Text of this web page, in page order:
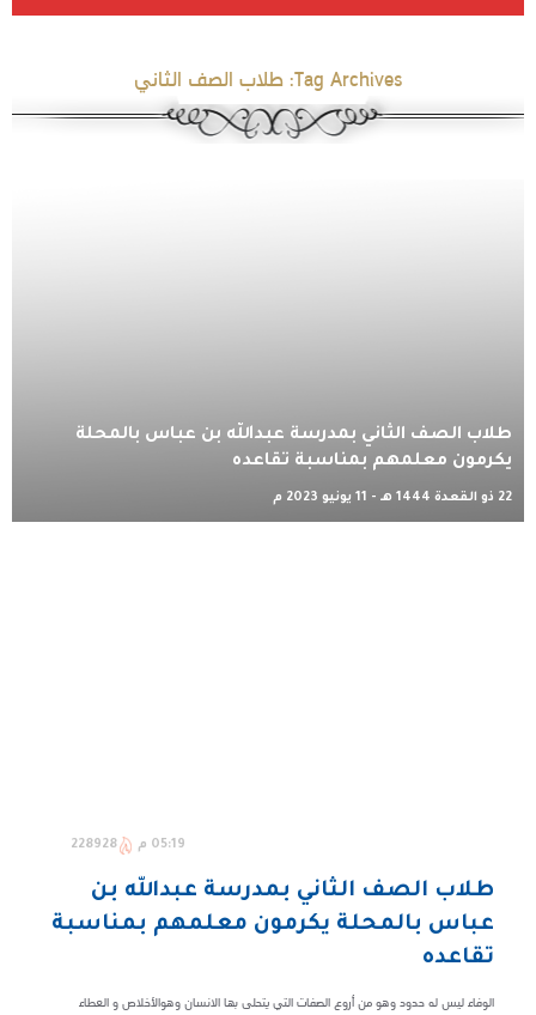
Tag Archives: طلاب الصف الثاني
طلاب الصف الثاني بمدرسة عبدالله بن عباس بالمحلة
يكرمون معلمهم بمناسبة تقاعده
22 ذو القعدة 1444 هـ - 11 يونيو 2023 م
05:19 م 228928
طلاب الصف الثاني بمدرسة عبدالله بن
عباس بالمحلة يكرمون معلمهم بمناسبة
تقاعده
الوفاء ليس له حدود وهو من أروع الصفات التي يتحلى بها الانسان وهوالأخلاص و العطاء